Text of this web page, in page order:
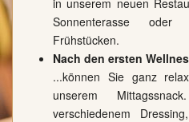
Sonnenterasse oder
Frühstücken.
Nach den ersten
...können Sie ganz
unserem
verschiedenem